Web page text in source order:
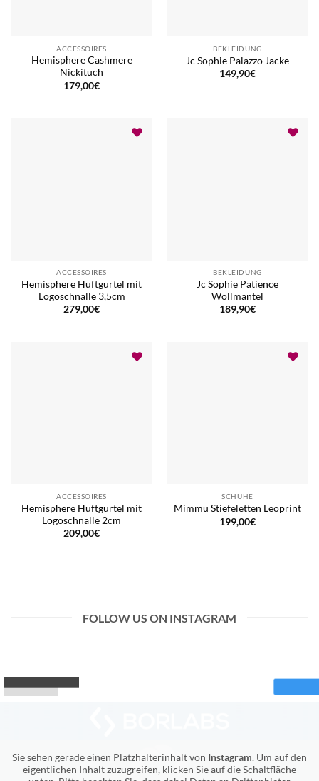
ACCESSOIRES
Hemisphere Cashmere
Nickituch
179,00€
BEKLEIDUNG
Jc Sophie Palazzo Jacke
149,90€
ACCESSOIRES
Hemisphere Hüftgürtel mit
Logoschnalle 3,5cm
279,00€
BEKLEIDUNG
Jc Sophie Patience
Wollmantel
189,90€
ACCESSOIRES
Hemisphere Hüftgürtel mit
Logoschnalle 2cm
209,00€
SCHUHE
Mimmu Stiefeletten Leoprint
199,00€
FOLLOW US ON INSTAGRAM
Sie sehen gerade einen Platzhalterinhalt von Instagram. Um auf den
eigentlichen Inhalt zuzugreifen, klicken Sie auf die Schaltfläche